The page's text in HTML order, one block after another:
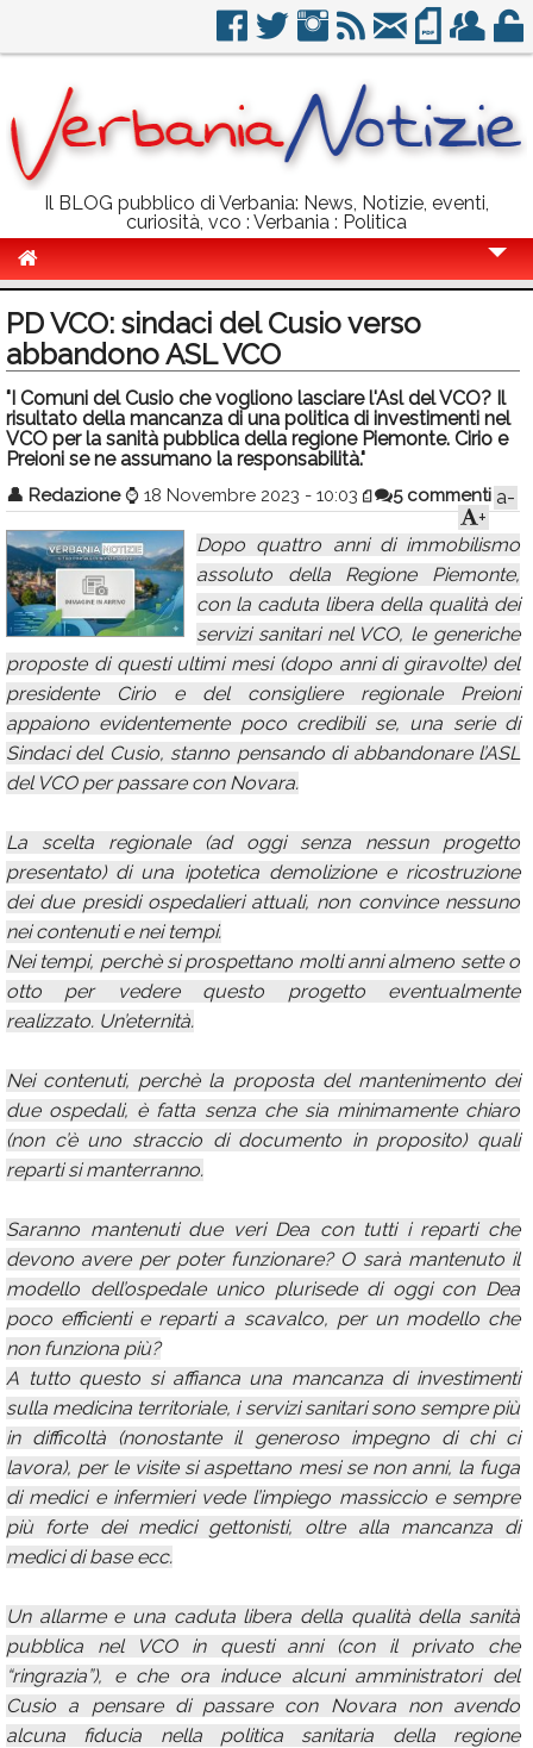
Il BLOG pubblico di Verbania: News, Notizie, eventi,
curiosità, vco : Verbania : Politica
Politica
Sport
Eventi
Calendario
Annunci
PD VCO: sindaci del Cusio verso
abbandono ASL VCO
"I Comuni del Cusio che vogliono lasciare l'Asl del VCO? Il
risultato della mancanza di una politica di investimenti nel
VCO per la sanità pubblica della regione Piemonte. Cirio e
Preioni se ne assumano la responsabilità."
👤 Redazione ⌚ 18 Novembre 2023 - 10:03 5 commenti a-
+
Dopo quattro anni di immobilismo
assoluto della Regione Piemonte,
con la caduta libera della qualità dei
servizi sanitari nel VCO, le generiche
proposte di questi ultimi mesi (dopo anni di giravolte) del
presidente Cirio e del consigliere regionale Preioni
appaiono evidentemente poco credibili se, una serie di
Sindaci del Cusio, stanno pensando di abbandonare l’ASL
del VCO per passare con Novara.
La scelta regionale (ad oggi senza nessun progetto
presentato) di una ipotetica demolizione e ricostruzione
dei due presidi ospedalieri attuali, non convince nessuno
nei contenuti e nei tempi.
Nei tempi, perchè si prospettano molti anni almeno sette o
otto per vedere questo progetto eventualmente
realizzato. Un’eternità.
Nei contenuti, perchè la proposta del mantenimento dei
due ospedali, è fatta senza che sia minimamente chiaro
(non c’è uno straccio di documento in proposito) quali
reparti si manterranno.
Saranno mantenuti due veri Dea con tutti i reparti che
devono avere per poter funzionare? O sarà mantenuto il
modello dell’ospedale unico plurisede di oggi con Dea
poco efficienti e reparti a scavalco, per un modello che
non funziona più?
A tutto questo si affianca una mancanza di investimenti
sulla medicina territoriale, i servizi sanitari sono sempre più
in difficoltà (nonostante il generoso impegno di chi ci
lavora), per le visite si aspettano mesi se non anni, la fuga
di medici e infermieri vede l’impiego massiccio e sempre
più forte dei medici gettonisti, oltre alla mancanza di
medici di base ecc.
Un allarme e una caduta libera della qualità della sanità
pubblica nel VCO in questi anni (con il privato che
“ringrazia”), e che ora induce alcuni amministratori del
Cusio a pensare di passare con Novara non avendo
alcuna fiducia nella politica sanitaria della regione